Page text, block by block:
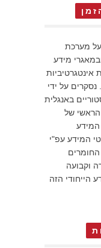
על מערכת
מידע
אינטגרטיביות
על ידי
באנגלית
הראשי של
המידע
המידע עפ"י
החומרים
וקבועה
הייחודי הזה